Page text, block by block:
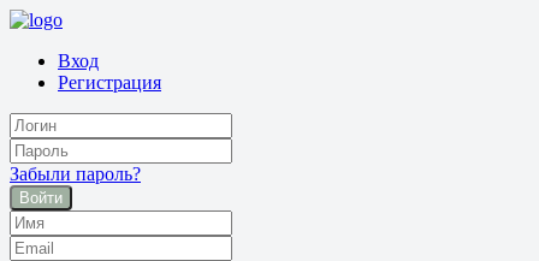
Вход
Регистрация
Забыли пароль?
Войти